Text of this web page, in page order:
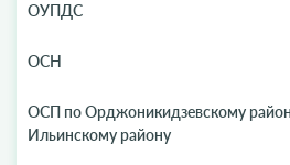
ОУПДС
ОСН
ОСП по Орджоникидзевскому
Ильинскому району